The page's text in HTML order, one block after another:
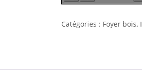
Catégories : Foyer bois,